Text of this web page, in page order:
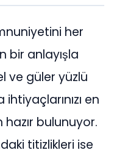
her
bir anlayışla
ve güler yüzlü
en
hazır bulunuyor.
titizlikleri ise